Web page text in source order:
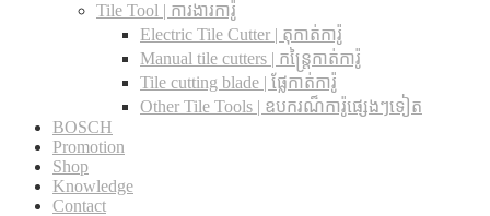
Tile Tool | ការងារការ៉ូ
Electric Tile Cutter | តុកាត់ការ៉ូ
Manual tile cutters | កន្ត្រៃកាត់ការ៉ូ
Tile cutting blade | ផ្លែកាត់ការ៉ូ
Other Tile Tools | ឧបករណ៏ការ៉ូផ្សេងៗទៀត
BOSCH
Promotion
Shop
Knowledge
Contact